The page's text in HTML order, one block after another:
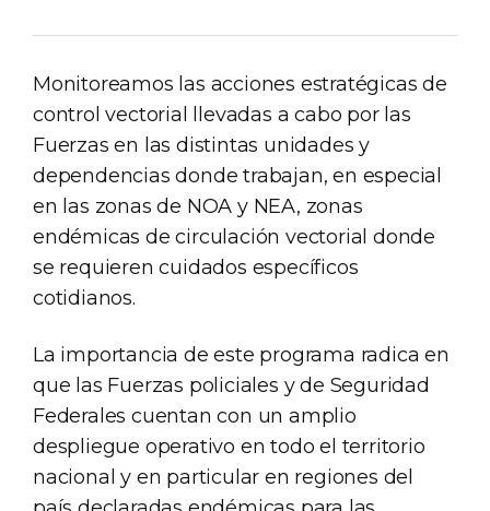
Monitoreamos las acciones estratégicas de
control vectorial llevadas a cabo por las
Fuerzas en las distintas unidades y
dependencias donde trabajan, en especial
en las zonas de NOA y NEA, zonas
endémicas de circulación vectorial donde
se requieren cuidados específicos
cotidianos.
La importancia de este programa radica en
que las Fuerzas policiales y de Seguridad
Federales cuentan con un amplio
despliegue operativo en todo el territorio
nacional y en particular en regiones del